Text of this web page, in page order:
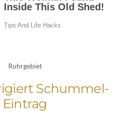
Ruhrgebiet
Schummel-
Eintrag